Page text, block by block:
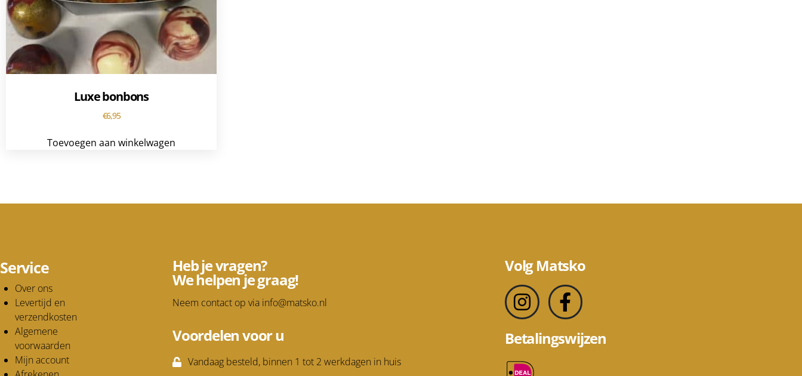
Luxe bonbons
€6,95
Toevoegen aan winkelwagen
Service
Over ons
Levertijd en
verzendkosten
Algemene
voorwaarden
Mijn account
Heb je vragen?
We helpen je graag!
Neem contact op via info@matsko.nl
Voordelen voor u
Vandaag besteld, binnen 1 tot 2 werkdagen in huis
Volg Matsko
Betalingswijzen